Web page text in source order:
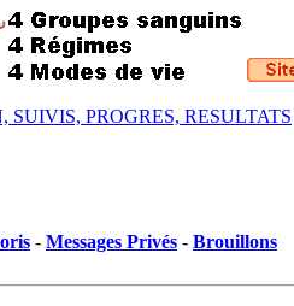
SUIVIS, PROGRES, RESULTATS
- Messages Privés - Brouillons